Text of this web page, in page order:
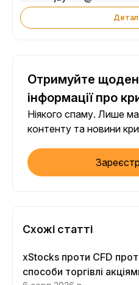
Отримуйте
інформації про
Ніякого спаму. Лише
контенту та новини
Схожі статті
xStocks проти CFD
способи торгівлі